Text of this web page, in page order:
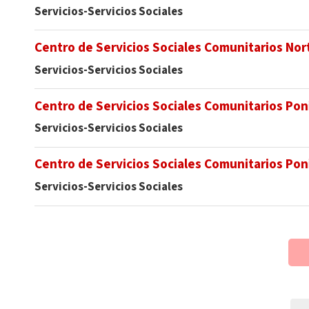
Servicios-Servicios Sociales
Centro de Servicios Sociales Comunitarios
Servicios-Servicios Sociales
Centro de Servicios Sociales Comunitarios
Servicios-Servicios Sociales
Centro de Servicios Sociales Comunitarios
Servicios-Servicios Sociales